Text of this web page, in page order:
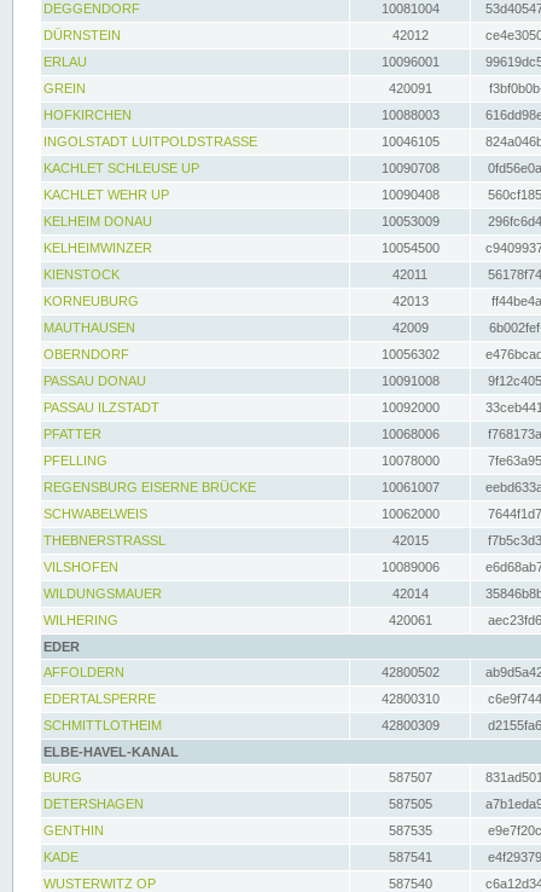
DEGGENDORF
10081004
DÜRNSTEIN
42012
ERLAU
10096001
GREIN
420091
HOFKIRCHEN
10088003
INGOLSTADT LUITPOLDSTRASSE
10046105
KACHLET SCHLEUSE UP
10090708
KACHLET WEHR UP
10090408
KELHEIM DONAU
10053009
KELHEIMWINZER
10054500
KIENSTOCK
42011
KORNEUBURG
42013
MAUTHAUSEN
42009
OBERNDORF
10056302
PASSAU DONAU
10091008
PASSAU ILZSTADT
10092000
PFATTER
10068006
PFELLING
10078000
REGENSBURG EISERNE BRÜCKE
10061007
SCHWABELWEIS
10062000
THEBNERSTRASSL
42015
VILSHOFEN
10089006
WILDUNGSMAUER
42014
WILHERING
420061
EDER
AFFOLDERN
42800502
EDERTALSPERRE
42800310
SCHMITTLOTHEIM
42800309
ELBE-HAVEL-KANAL
BURG
587507
DETERSHAGEN
587505
GENTHIN
587535
KADE
587541
WUSTERWITZ OP
587540